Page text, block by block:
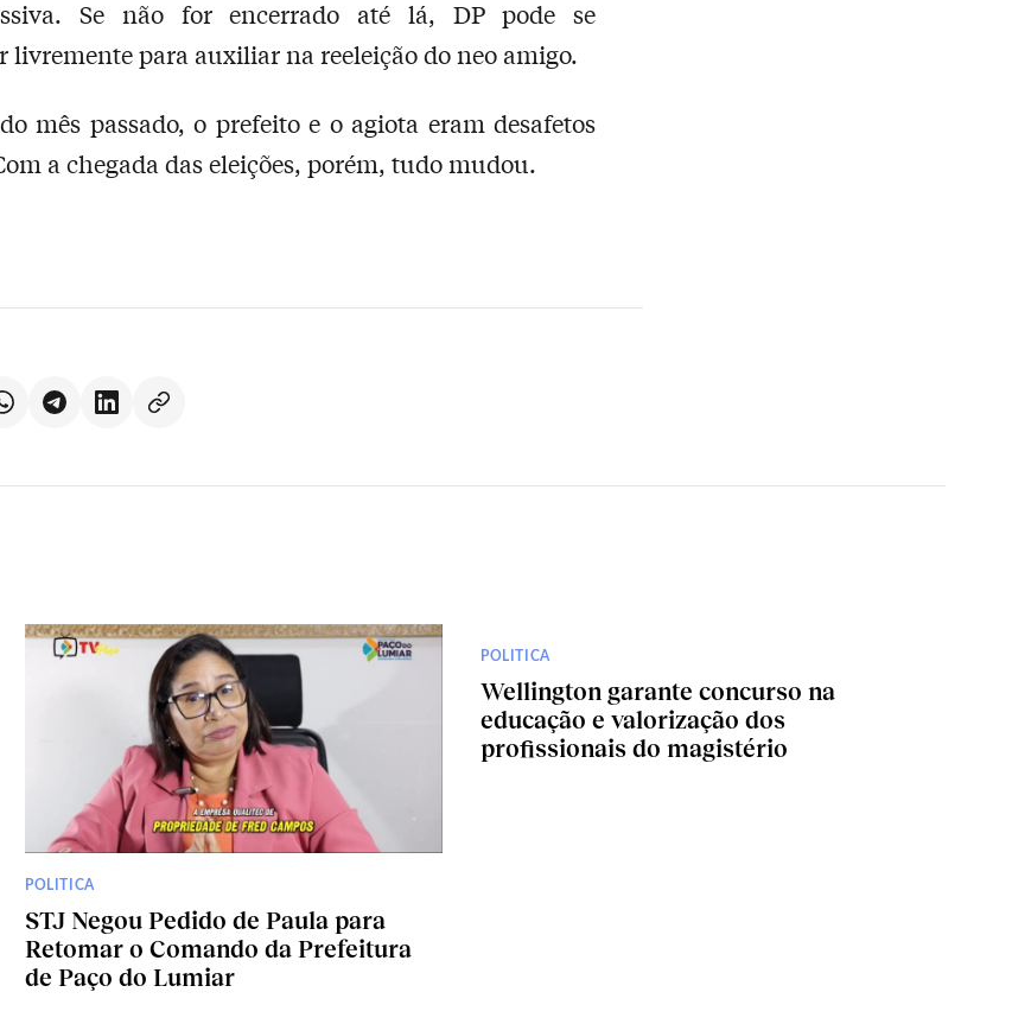
Se não for encerrado até lá, DP pode se
livremente para auxiliar na reeleição do neo amigo.
mês passado, o prefeito e o agiota eram desafetos
a chegada das eleições, porém, tudo mudou.
POLITICA
STJ Negou Pedido de Paula para
Retomar o Comando da Prefeitura
de Paço do Lumiar
POLITICA
Wellington garante concurso na
educação e valorização dos
profissionais do magistério